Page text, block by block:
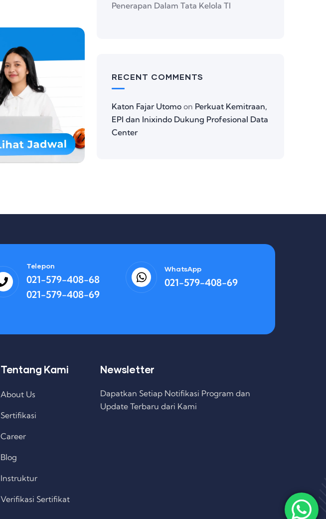
Penerapan Dalam Tata Kelola TI
RECENT COMMENTS
Katon Fajar Utomo on Perkuat Kemitraan,
EPI dan Inixindo Dukung Profesional Data
Center
Telepon
021-579-408-68
021-579-408-69
WhatsApp
021-579-408-69
Tentang Kami
About Us
Sertifikasi
Career
Blog
Instruktur
Verifikasi Sertifikat
Newsletter
Dapatkan Setiap Notifikasi Program dan
Update Terbaru dari Kami